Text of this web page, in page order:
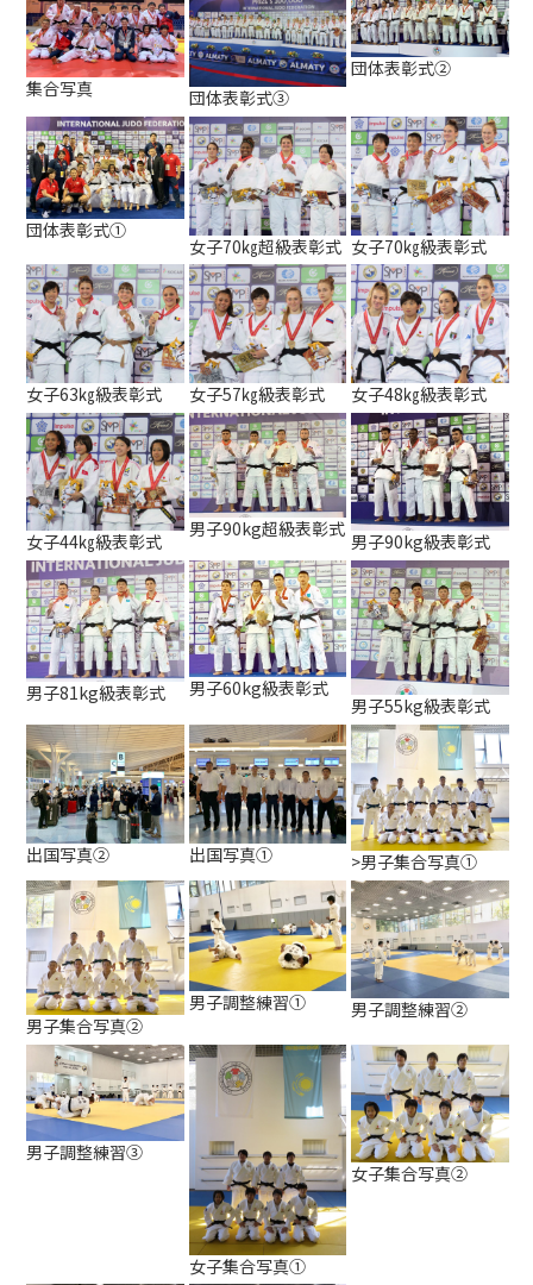
集合写真 団体表彰式③
団体表彰式②
団体表彰式➀
女子70㎏超級表彰式 女子70㎏級表彰式
女子63㎏級表彰式 女子57㎏級表彰式 女子48㎏級表彰式
女子44㎏級表彰式
男子90kg超級表彰式
男子90kg級表彰式
男子81kg級表彰式 男子60kg級表彰式
男子55kg級表彰式
出国写真② 出国写真① >男子集合写真①
男子集合写真②
男子調整練習① 男子調整練習②
男子調整練習③
女子集合写真①
女子集合写真②